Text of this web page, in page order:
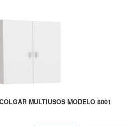
MULTIUSOS MODELO 8001